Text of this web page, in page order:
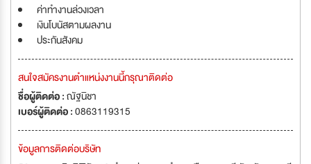
ค่าทำงานล่วงเวลา
เงินโบนัสตามผลงาน
ประกันสังคม
สนใจสมัครงานตำแหน่งงานนี้กรุณาติดต่อ
ชื่อผู้ติดต่อ :ณัฐนิชา
เบอร์ผู้ติดต่อ :0863119315
ข้อมูลการติดต่อบริษัท